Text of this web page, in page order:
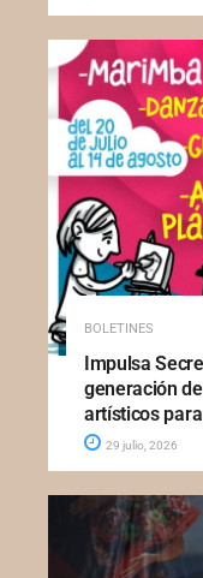
BOLETINES
Impulsa
generación
artísticos
29 julio, 2026